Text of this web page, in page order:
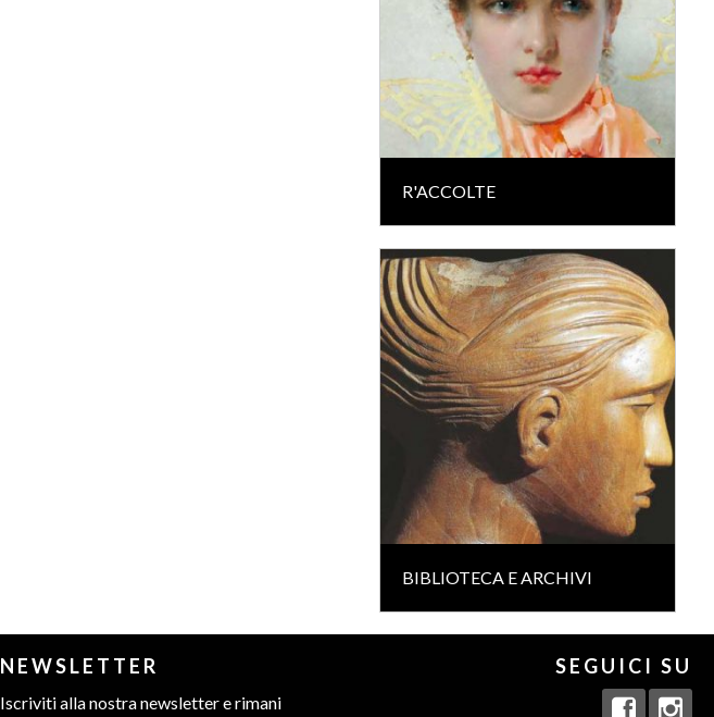
R'ACCOLTE
BIBLIOTECA E ARCHIVI
NEWSLETTER
Iscriviti alla nostra newsletter e rimani
SEGUICI SU